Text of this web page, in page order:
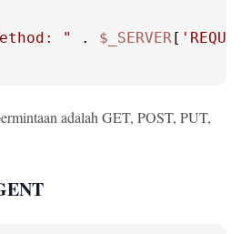
" . $_SERVER[
adalah GET, POST, PUT,